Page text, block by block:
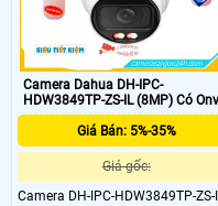
Camera Dahua DH-IPC-
HDW3849TP-ZS-IL (8MP)
Giá Bán: 5%-35%
Giá gốc:
Camera DH-IPC-HDW3849TP-ZS-